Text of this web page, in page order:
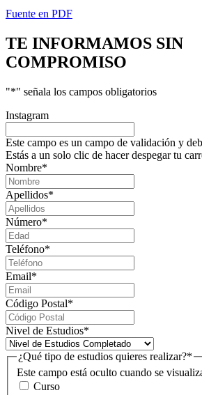
Fuente en PDF
TE INFORMAMOS SIN
COMPROMISO
"*" señala los campos obligatorios
Instagram
Este campo es un campo de validación y
Estás a un solo clic de hacer despegar tu
Nombre*
Apellidos*
Número*
Teléfono*
Email*
Código Postal*
Nivel de Estudios*
Este campo está oculto cuando se
¿Qué tipo de estudios quieres realizar?*
Curso